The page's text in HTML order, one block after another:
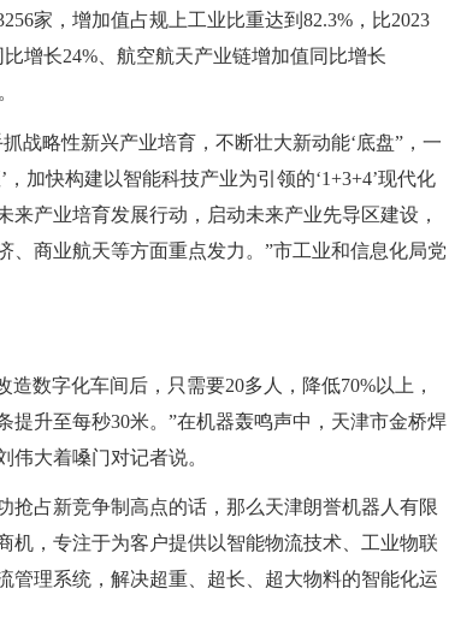
家，增加值占规上工业比重达到82.3%，比2023
增长24%、航空航天产业链增加值同比增长
战略性新兴产业培育，不断壮大新动能‘底盘”，一
加快构建以智能科技产业为引领的‘1+3+4’现代化
产业培育发展行动，启动未来产业先导区建设，
、商业航天等方面重点发力。”市工业和信息化局党
数字化车间后，只需要20多人，降低70%以上，
提升至每秒30米。”在机器轰鸣声中，天津市金桥焊
伟大着嗓门对记者说。
抢占新竞争制高点的话，那么天津朗誉机器人有限
机，专注于为客户提供以智能物流技术、工业物联
管理系统，解决超重、超长、超大物料的智能化运